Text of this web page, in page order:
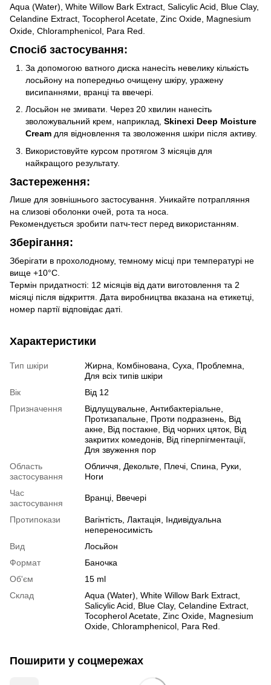
Aqua (Water), White Willow Bark Extract, Salicylic Acid, Blue Clay,
Celandine Extract, Tocopherol Acetate, Zinc Oxide, Magnesium
Oxide, Chloramphenicol, Para Red.
Спосіб застосування:
За допомогою ватного диска нанесіть невелику кількість
лосьйону на попередньо очищену шкіру, уражену
висипаннями, вранці та ввечері.
Лосьйон не змивати. Через 20 хвилин нанесіть
зволожувальний крем, наприклад, Skinexi Deep Moisture
Cream для відновлення та зволоження шкіри після активу.
Використовуйте курсом протягом 3 місяців для
найкращого результату.
Застереження:
Лише для зовнішнього застосування. Уникайте потрапляння
на слизові оболонки очей, рота та носа.
Рекомендується зробити патч-тест перед використанням.
Зберігання:
Зберігати в прохолодному, темному місці при температурі не
вище +10°С.
Термін придатності: 12 місяців від дати виготовлення та 2
місяці після відкриття. Дата виробництва вказана на етикетці,
номер партії відповідає даті.
Характеристики
Тип шкіри
Жирна, Комбінована, Суха, Проблемна,
Для всіх типів шкіри
Вік
Від 12
Призначення
Відлущувальне, Антибактеріальне,
Протизапальне, Проти подразнень, Від
акне, Від постакне, Від чорних цяток, Від
закритих комедонів, Від гіперпігментації,
Для звуження пор
Область
застосування
Обличчя, Декольте, Плечі, Спина, Руки,
Ноги
Час
застосування
Вранці, Ввечері
Протипокази
Вагінтість, Лактація, Індивідуальна
непереносимість
Вид
Лосьйон
Формат
Баночка
Об'єм
15 ml
Склад
Aqua (Water), White Willow Bark Extract,
Salicylic Acid, Blue Clay, Celandine Extract,
Tocopherol Acetate, Zinc Oxide, Magnesium
Oxide, Chloramphenicol, Para Red.
Поширити у соцмережах